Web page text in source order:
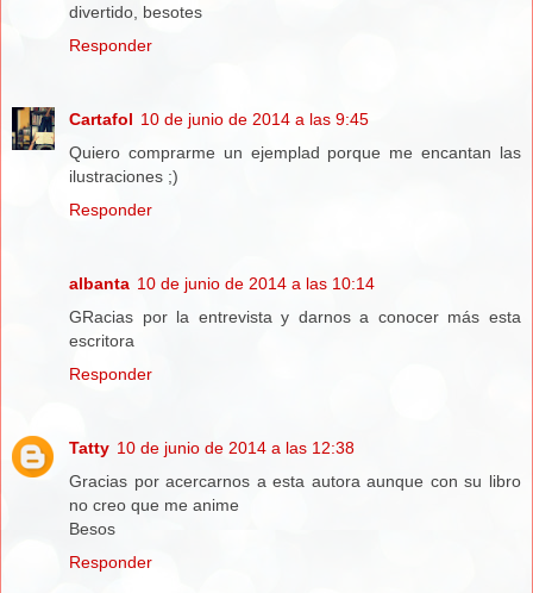
divertido, besotes
Responder
Cartafol 10 de junio de 2014 a las 9:45
Quiero comprarme un ejemplad porque me encantan las
ilustraciones ;)
Responder
albanta 10 de junio de 2014 a las 10:14
GRacias por la entrevista y darnos a conocer más esta
escritora
Responder
Tatty 10 de junio de 2014 a las 12:38
Gracias por acercarnos a esta autora aunque con su libro
no creo que me anime
Besos
Responder